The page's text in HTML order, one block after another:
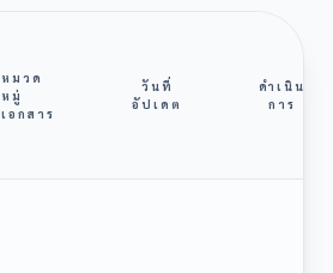
หมวด
หมู่
เอกสาร
วันที่
อัปเดต
ดำเนิน
การ